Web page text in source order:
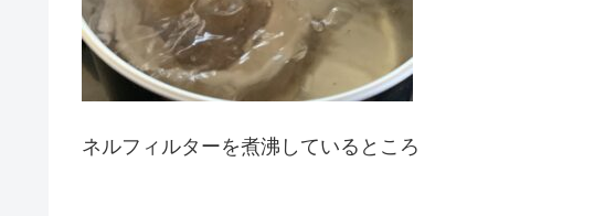
ネルフィルターを煮沸しているところ